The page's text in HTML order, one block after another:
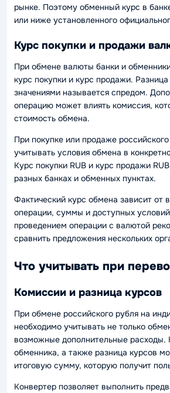
рынке. Поэтому обменный курс в
или ниже установленного
Курс покупки и продажи
При обмене валюты банки и
курс покупки и курс продажи.
значениями называется спредом.
операцию может влиять комиссия,
стоимость обмена.
При покупке или продаже
учитывать условия обмена в
Курс покупки RUB и курс продажи
разных банках и обменных пунктах.
Фактический курс обмена зависит от
операции, суммы и доступных
проведением операции с валютой
сравнить предложения нескольких
Что учитывать при
Комиссии и разница курсов
При обмене российского рубля на
необходимо учитывать не только
возможные дополнительные расходы.
обменника, а также разница курсов
итоговую сумму, которую получит
Конвертер позволяет выполнить